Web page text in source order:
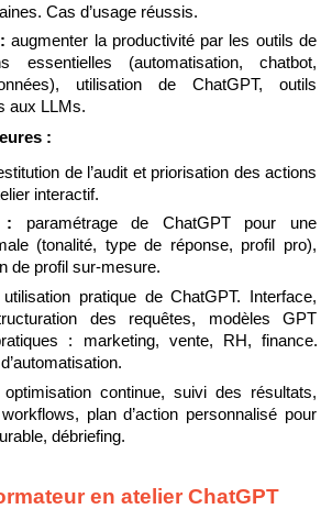
Cas d’usage réussis.
: augmenter la productivité par les outils de
essentielles (automatisation, chatbot,
utilisation de ChatGPT, outils
aux LLMs.
:
de l’audit et priorisation des actions
interactif.
: paramétrage de ChatGPT pour une
(tonalité, type de réponse, profil pro),
de profil sur-mesure.
utilisation pratique de ChatGPT. Interface,
des requêtes, modèles GPT
: marketing, vente, RH, finance.
optimisation continue, suivi des résultats,
plan d’action personnalisé pour
débriefing.
en atelier ChatGPT